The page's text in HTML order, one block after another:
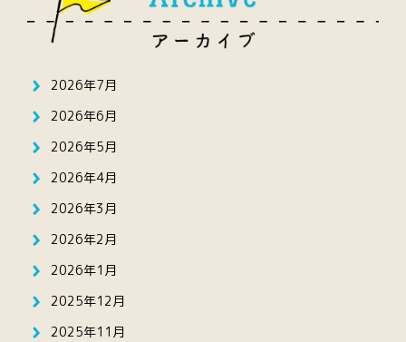
2026年7月
2026年6月
2026年5月
2026年4月
2026年3月
2026年2月
2026年1月
2025年12月
2025年11月